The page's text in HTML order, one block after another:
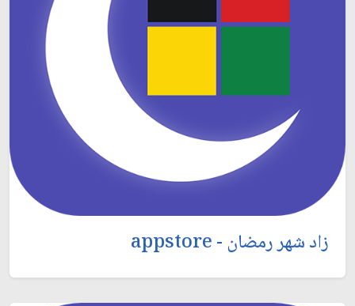
زاد شهر رمضان - appstore